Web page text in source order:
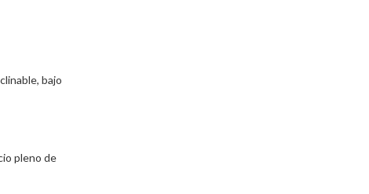
bajo
pleno de